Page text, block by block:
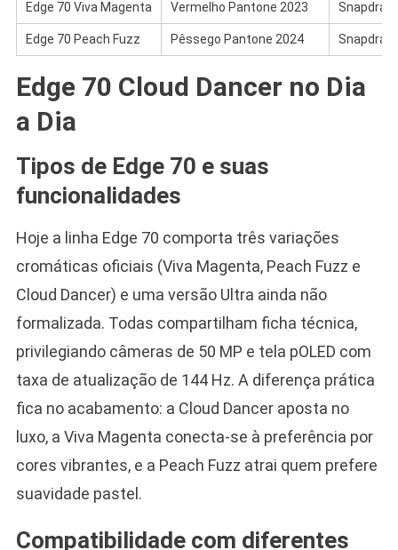
Edge 70 Viva Magenta Vermelho Pantone 2023
Edge 70 Peach Fuzz Pêssego Pantone 2024
Edge 70 Cloud Dancer no Dia
a Dia
Tipos de Edge 70 e suas
funcionalidades
Hoje a linha Edge 70 comporta três variações
cromáticas oficiais (Viva Magenta, Peach Fuzz e
Cloud Dancer) e uma versão Ultra ainda não
formalizada. Todas compartilham ficha técnica,
privilegiando câmeras de 50 MP e tela pOLED com
taxa de atualização de 144 Hz. A diferença prática
fica no acabamento: a Cloud Dancer aposta no
luxo, a Viva Magenta conecta-se à preferência por
cores vibrantes, e a Peach Fuzz atrai quem prefere
suavidade pastel.
Compatibilidade com diferentes